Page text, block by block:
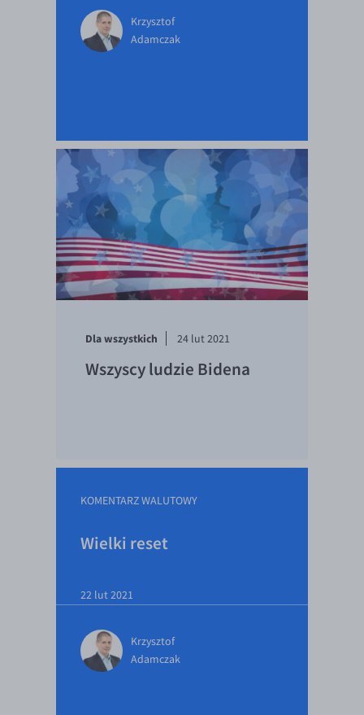
Krzysztof
Adamczak
Dla wszystkich 24 lut 2021
Wszyscy ludzie Bidena
KOMENTARZ WALUTOWY
Wielki reset
22 lut 2021
Krzysztof
Adamczak